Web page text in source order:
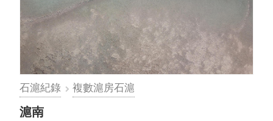
石滬紀錄 複數滬房石滬
滬南